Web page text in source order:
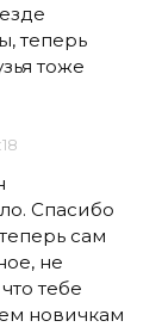
теперь
тоже
Спасибо
сам
не
тебе
новичкам